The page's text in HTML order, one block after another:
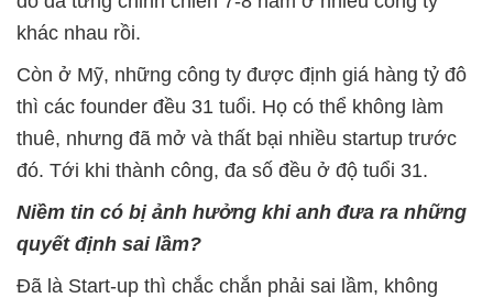
khác nhau rồi.
Còn ở Mỹ, những công ty được định giá hàng tỷ đô
thì các founder đều 31 tuổi. Họ có thể không làm
thuê, nhưng đã mở và thất bại nhiều startup trước
đó. Tới khi thành công, đa số đều ở độ tuổi 31.
Niềm tin có bị ảnh hưởng khi anh đưa ra những
quyết định sai lầm?
Đã là Start-up thì chắc chắn phải sai lầm, không